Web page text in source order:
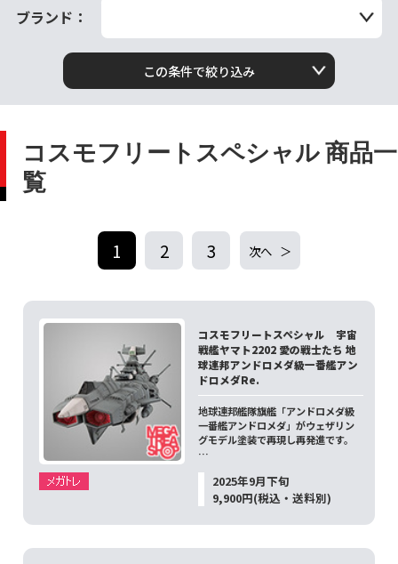
ブランド：
この条件で絞り込み
コスモフリートスペシャル 商品一
覧
1 2 3 次へ
コスモフリートスペシャル 宇宙
戦艦ヤマト2202 愛の戦士たち 地
球連邦アンドロメダ級一番艦アン
ドロメダRe.
地球連邦艦隊旗艦「アンドロメダ級
一番艦アンドロメダ」がウェザリン
グモデル塗装で再現し再発進です。
…
2025年9月下旬
9,900円(税込・送料別)